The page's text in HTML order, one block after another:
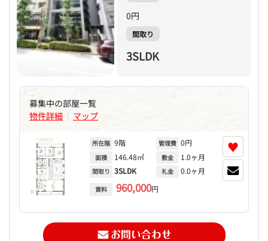
0円
間取り
3SLDK
募集中の部屋一覧
物件詳細 | マップ
所在階 9階
面積 146.48㎡
間取り 3SLDK
賃料 960,000円
管理費 0円
敷金 1.0ヶ月
礼金 0.0ヶ月
♥